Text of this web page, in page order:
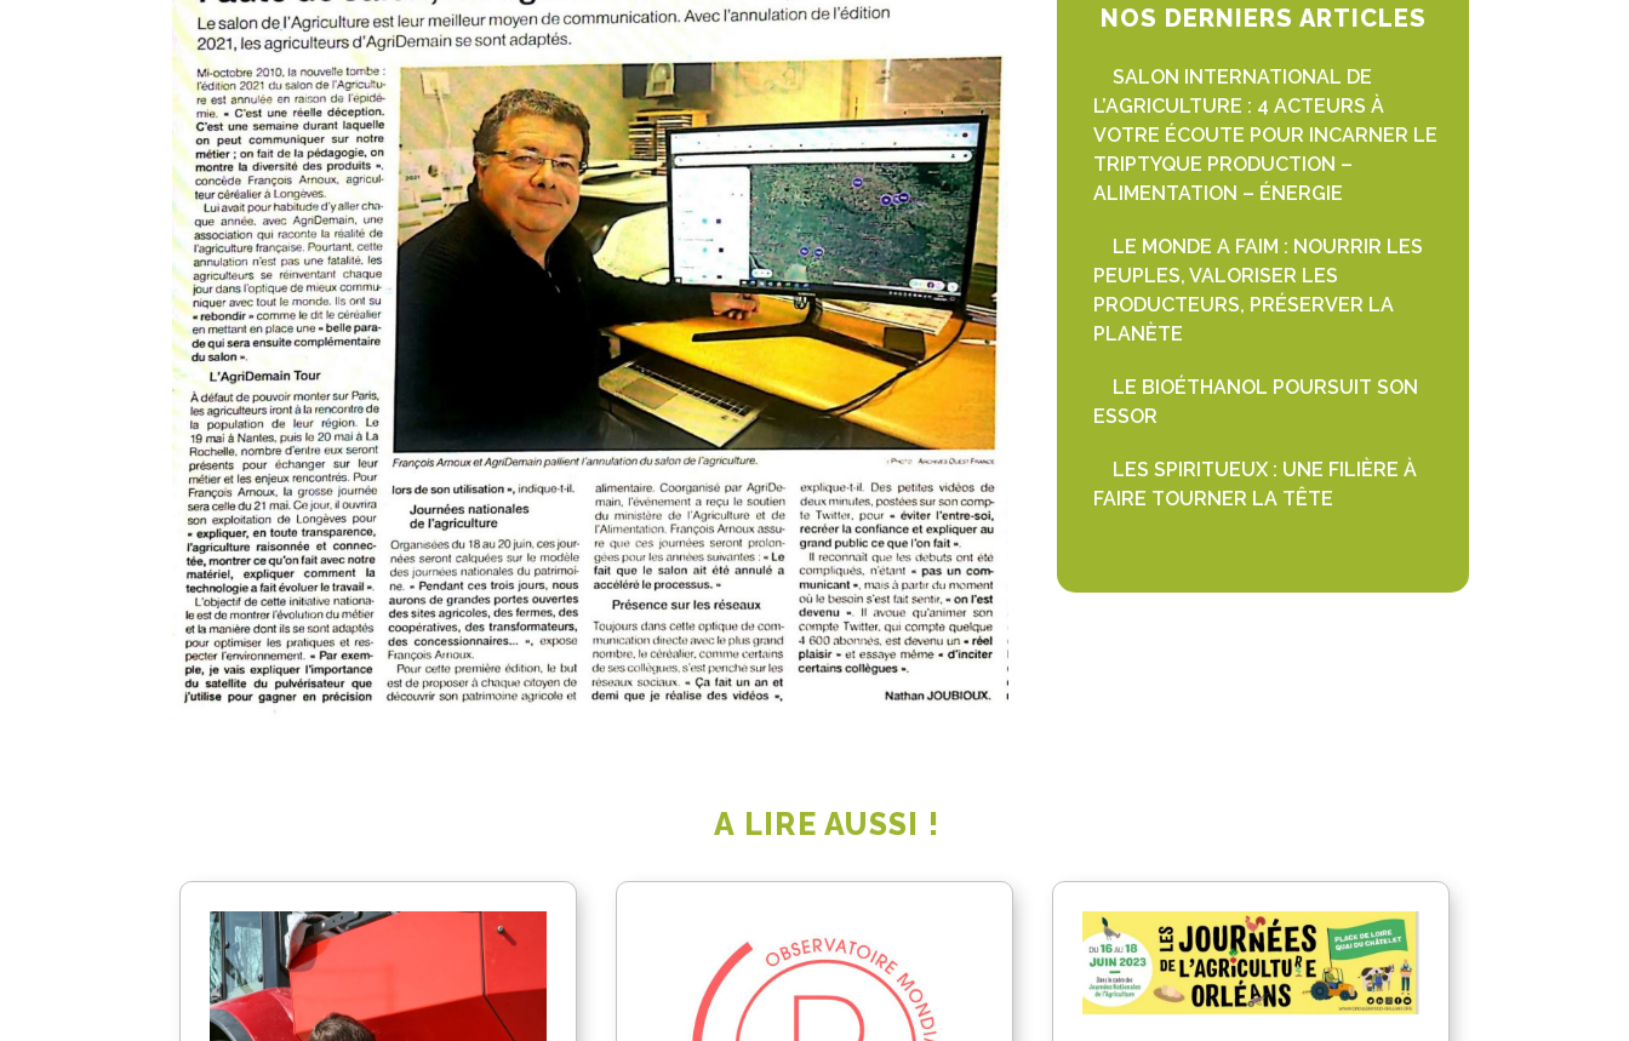
NOS DERNIERS ARTICLES
SALON INTERNATIONAL DE
L’AGRICULTURE : 4 ACTEURS À
VOTRE ÉCOUTE POUR INCARNER LE
TRIPTYQUE PRODUCTION –
ALIMENTATION – ÉNERGIE
LE MONDE A FAIM : NOURRIR LES
PEUPLES, VALORISER LES
PRODUCTEURS, PRÉSERVER LA
PLANÈTE
LE BIOÉTHANOL POURSUIT SON
ESSOR
LES SPIRITUEUX : UNE FILIÈRE À
FAIRE TOURNER LA TÊTE
A LIRE AUSSI !